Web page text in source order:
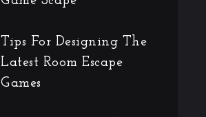
Tips For Designing The
Latest Room Escape
Games